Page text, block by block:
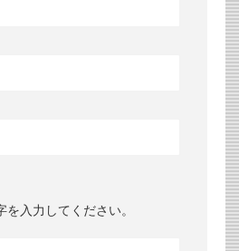
入力してください。